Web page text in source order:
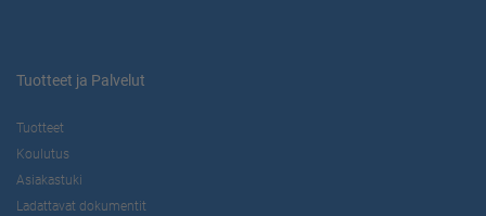
Tuotteet ja Palvelut
Tuotteet
Koulutus
Asiakastuki
Ladattavat dokumentit